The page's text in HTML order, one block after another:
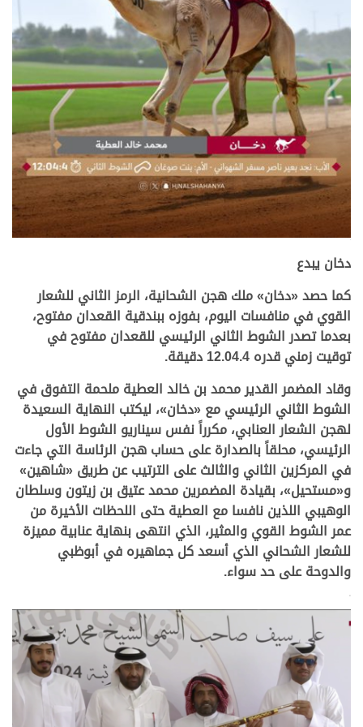
.
دخان يبدع
كما حصد «دخان» ملك هجن الشحانية، الرمز الثاني للشعار
القوي في منافسات اليوم، بفوزه ببندقية القعدان مفتوح،
بعدما تصدر الشوط الثاني الرئيسي للقعدان مفتوح في
توقيت زمني قدره 12.04.4 دقيقة.
وقاد المضمر القدير محمد بن خالد العطية ملحمة التفوق في
الشوط الثاني الرئيسي مع «دخان»، ليكتب النهاية السعيدة
لهجن الشعار العنابي، مكرراً نفس سيناريو الشوط الأول
الرئيسي، محلقاً بالصدارة على حساب هجن الرئاسة التي جاءت
في المركزين الثاني والثالث على الترتيب عن طريق «شاهين»
و«مستحيل»، بقيادة المضمرين محمد عتيق بن زيتون وسلطان
الوهيبي اللذين نافسا مع العطية حتى اللحظات الأخيرة من
عمر الشوط القوي والمثير، الذي انتهى بنهاية عنابية مميزة
للشعار الشحاني الذي أسعد كل جماهيره في أبوظبي
والدوحة على حد سواء.
>